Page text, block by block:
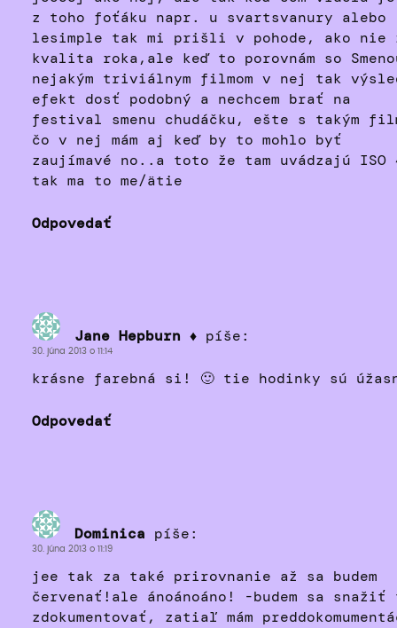
z toho foťáku napr. u svartsvanury alebo
lesimple tak mi prišli v pohode, ako nie
kvalita roka,ale keď to porovnám so
nejakým triviálnym filmom v nej tak
efekt dosť podobný a nechcem brať na
festival smenu chudáčku, ešte s takým
čo v nej mám aj keď by to mohlo byť
zaujímavé no..a toto že tam uvádzajú ISO
tak ma to me/ätie
Odpovedať
Jane Hepburn ♦ píše:
30. júna 2013 o 11:14
krásne farebná si! 🙂 tie hodinky sú
Odpovedať
Dominica píše:
30. júna 2013 o 11:19
jee tak za také prirovnanie až sa budem
červenať!ale ánoánoáno! -budem sa snažiť
zdokumentovať, zatiaľ mám